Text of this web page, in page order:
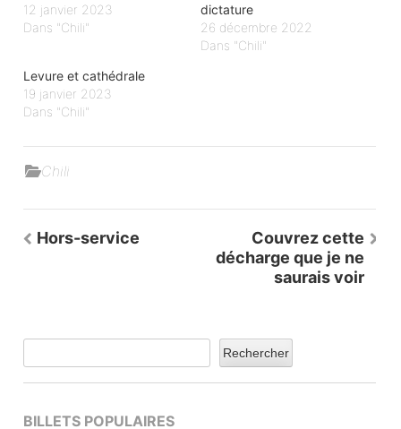
12 janvier 2023
Dans "Chili"
dictature
26 décembre 2022
Dans "Chili"
Levure et cathédrale
19 janvier 2023
Dans "Chili"
Chili
Navigation
Hors-service
Couvrez cette
décharge que je ne
saurais voir
Rechercher
BILLETS POPULAIRES